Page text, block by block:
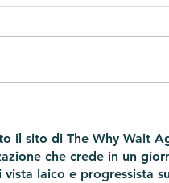
laica: in un
della Why
il sito di The Why Wait
che crede in un
vista laico e progressista